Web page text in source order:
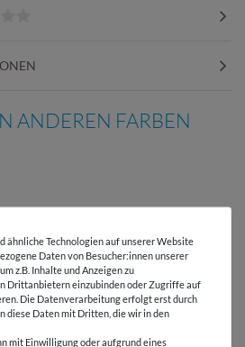
ANDEREN FARBEN
ab 60 € -
mit DHL
ähnliche Technologien auf unserer Website
Daten von Besucher:innen unserer
z.B. Inhalte und Anzeigen zu
Drittanbietern einzubinden oder Zugriffe auf
Die Datenverarbeitung erfolgt erst durch
diese Daten mit Dritten, die wir in den
mit Einwilligung oder aufgrund eines